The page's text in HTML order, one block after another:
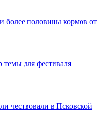
более половины кормов от
темы для фестиваля
чествовали в Псковской